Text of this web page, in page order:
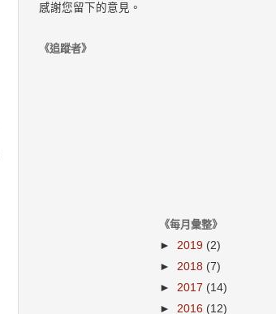
感謝您留下的意見。
《追蹤者》
《每月彙整》
► 2019 (2)
► 2018 (7)
► 2017 (14)
► 2016 (12)